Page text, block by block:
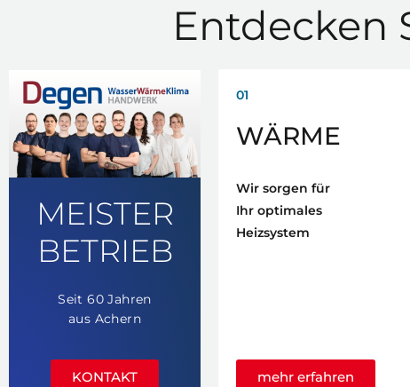
Entdecken
MEISTER
BETRIEB
Seit 60 Jahren
aus Achern
KONTAKT
01
WÄRME
Wir sorgen für
Ihr optimales
Heizsystem
mehr erfahren